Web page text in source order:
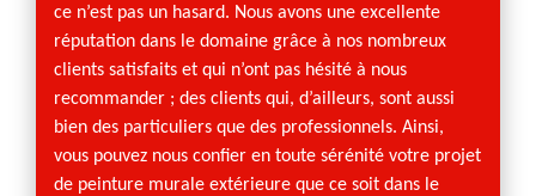
ce n’est pas un hasard. Nous avons une excellente
réputation dans le domaine grâce à nos nombreux
clients satisfaits et qui n’ont pas hésité à nous
recommander ; des clients qui, d’ailleurs, sont aussi
bien des particuliers que des professionnels. Ainsi,
vous pouvez nous confier en toute sérénité votre projet
de peinture murale extérieure que ce soit dans le